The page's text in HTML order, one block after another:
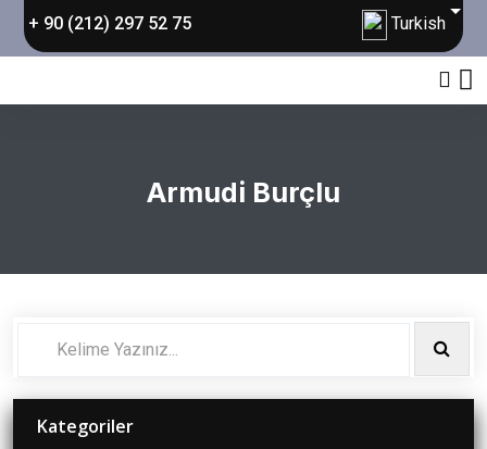
+ 90 (212) 297 52 75 Turkish
Armudi Burçlu
Kategoriler